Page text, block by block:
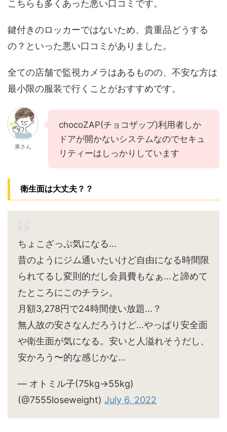
こちらも多くあった悪い口コミです。
鍵付きのロッカーではないため、貴重品どうする
の？といった悪い口コミがありました。
全ての店舗で監視カメラはあるものの、不安な方は
最小限の服装で行くことがおすすめです。
東さん
chocoZAP(チョコザップ)利用者しか
ドアが開かないシステムなのでセキュ
リティーはしっかりしています
衛生面は大丈夫？？
ちょこざっぷ気になる…
昔のようにジム通いたいけど自由になる時間限
られてるし変則的だし会員費もなぁ…と諦めて
たところにこのチラシ。
月額3,278円で24時間使い放題…？
無人故の安さなんだろうけど…やっぱり安全面
や衛生面が気になる。安いと人溢れそうだし、
安かろう〜的な感じかな…
— オトミル子(75kg→55kg)
(@7555loseweight) July 6, 2022